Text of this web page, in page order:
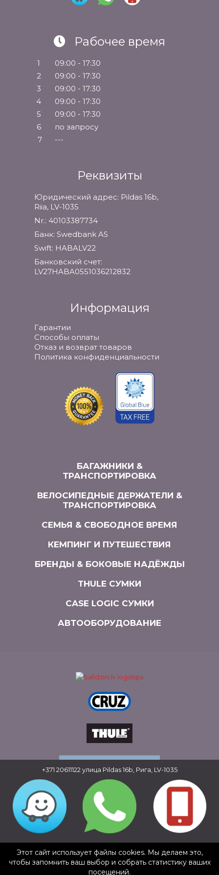
Рабочее время
1
09:00 - 17:30
2
09:00 - 17:30
3
09:00 - 17:30
4
09:00 - 17:30
5
09:00 - 17:30
6
по запросу
7
---
Реквизиты
Юридический адрес: Pildas 16b,
Riia, LV-1035
Nr.: 40103387734
Банк: Swedbank AS
Swift: HABALV22
Банковский счет:
LV27HABA0551036212832
Информация
Гарантии
Способы оплаты
Отказ и возврат товаров
Политика конфиденциальности
БАГАЖНИКИ &
ТРАНСПОРТИРОВКА
ВЕЛОСИПЕДНЫЕ ДЕРЖАТЕЛИ &
ТРАНСПОРТИРОВКА
СЕМЬЯ & СВОБОДНОЕ ВРЕМЯ
КЕМПИНГ И ПУТЕШЕСТВИЯ
БРЕНДЫ & БОКОВЫЕ НАДЁЖДЫ
THULE СУМКИ
CASE LOGIC СУМКИ
АВТООБОРУДОВАНИЕ
Сайт разработан WEBstyle.lv
+371 20611122 улица Pildas 16b, Рига, LV-1035
Dinārs Vīksna
5/5
✕
Этот сайт использует файлы cookies. Мы делаем это,
чтобы запомнить ваш выбор и собрать статистику ваших
посещений.